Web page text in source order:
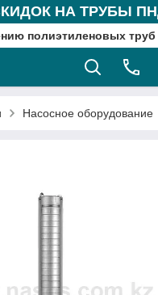
НА ТРУБЫ
полиэтиленовых
Насосное оборудование